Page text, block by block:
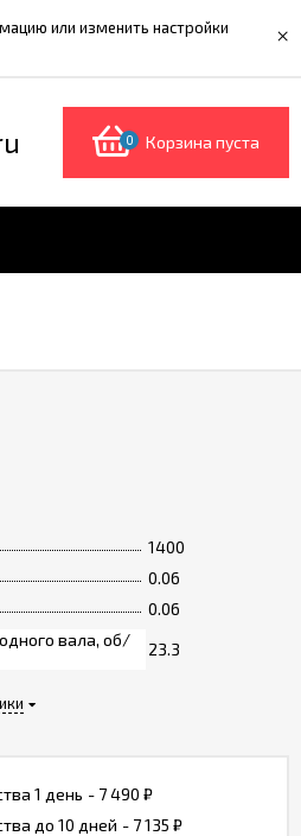
или изменить настройки ×
0 Корзина пуста
1400
0.06
0.06
вала, об/
23.3
1 день - 7 490 ₽
до 10 дней - 7 135 ₽